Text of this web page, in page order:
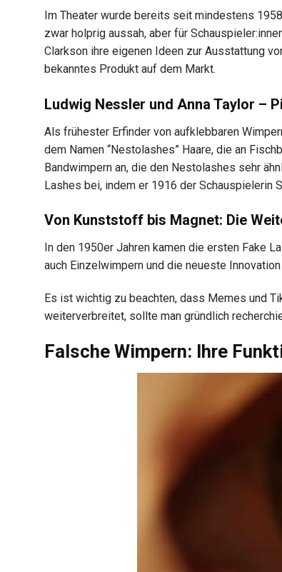
Im Theater wurde bereits seit mindestens
zwar holprig aussah, aber für
Clarkson ihre eigenen Ideen zur Ausstattung
bekanntes Produkt auf dem Markt.
Ludwig Nessler und Anna Taylor –
Als frühester Erfinder von aufklebbaren
dem Namen “Nestolashes” Haare, die an
Bandwimpern an, die den Nestolashes sehr
Lashes bei, indem er 1916 der Schauspielerin
Von Kunststoff bis Magnet: Die
In den 1950er Jahren kamen die ersten Fake
auch Einzelwimpern und die neueste
Es ist wichtig zu beachten, dass Memes und
weiterverbreitet, sollte man gründlich
Falsche Wimpern: Ihre